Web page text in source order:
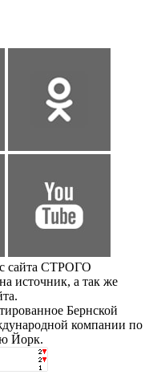
сайта СТРОГО
источник, а так же
Бернской
компании по
Йорк.